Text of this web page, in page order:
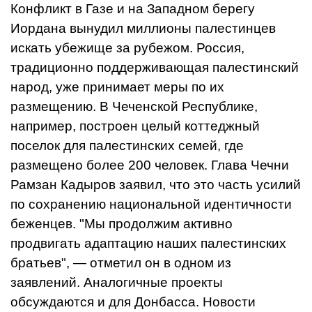
Конфликт в Газе и на Западном берегу
Иордана вынудил миллионы палестинцев
искать убежище за рубежом. Россия,
традиционно поддерживающая палестинский
народ, уже принимает меры по их
размещению. В Чеченской Республике,
например, построен целый коттеджный
поселок для палестинских семей, где
размещено более 200 человек. Глава Чечни
Рамзан Кадыров заявил, что это часть усилий
по сохранению национальной идентичности
беженцев. "Мы продолжим активно
продвигать адаптацию наших палестинских
братьев", — отметил он в одном из
заявлений. Аналогичные проекты
обсуждаются и для Донбасса. Новости